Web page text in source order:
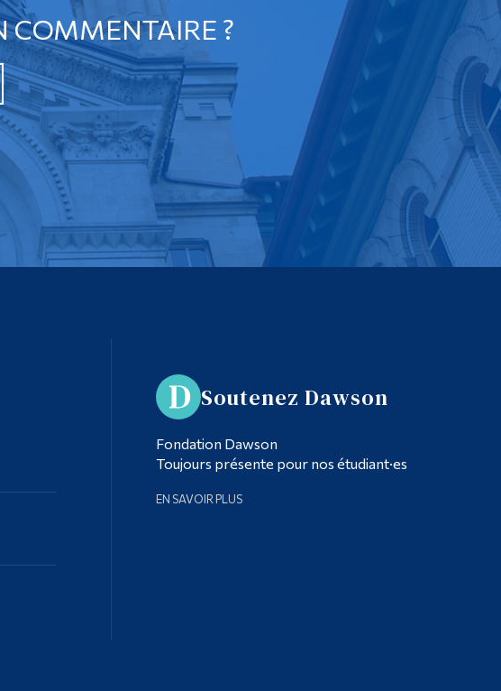
COMMENTAIRE ?
Soutenez Dawson
Fondation Dawson
Toujours présente pour nos étudiant·es
EN SAVOIR PLUS